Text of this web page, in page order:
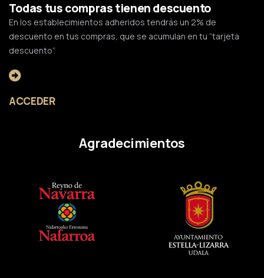
Todas tus compras tienen descuento
En los establecimientos adheridos tendrás un 2% de
descuento en tus compras, que se acumulan en tu “tarjeta
descuento”.
ACCEDER
Agradecimientos